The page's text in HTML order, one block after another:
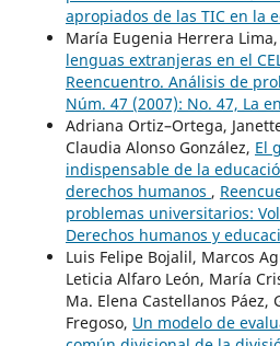
apropiados de las TIC en la
María Eugenia Herrera Lima,
lenguas extranjeras en el
Reencuentro. Análisis de
Núm. 47 (2007): No. 47, La
Adriana Ortiz–Ortega,
Claudia Alonso González, El
indispensable de la
derechos humanos ,
problemas universitarios:
Derechos humanos y
Luis Felipe Bojalil, Marcos
Leticia Alfaro León, María
Ma. Elena Castellanos Páez,
Fregoso, Un modelo de